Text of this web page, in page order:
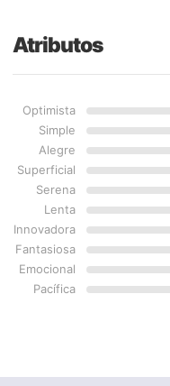
Atributos
Optimista
Simple
Alegre
Superficial
Serena
Lenta
Innovadora
Fantasiosa
Emocional
Pacífica